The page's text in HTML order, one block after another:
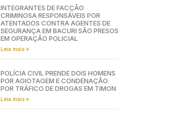
INTEGRANTES DE FACÇÃO
CRIMINOSA RESPONSÁVEIS POR
ATENTADOS CONTRA AGENTES DE
SEGURANÇA EM BACURI SÃO PRESOS
EM OPERAÇÃO POLICIAL
Leia mais »
POLÍCIA CIVIL PRENDE DOIS HOMENS
POR AGIOTAGEM E CONDENAÇÃO
POR TRÁFICO DE DROGAS EM TIMON
Leia mais »